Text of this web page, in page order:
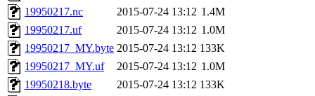
19950217.nc
2015-07-24 13:12 1.4M
19950217.uf
2015-07-24 13:12 1.0M
19950217_MY.byte 2015-07-24 13:12 133K
19950217_MY.uf
2015-07-24 13:12 1.0M
19950218.byte
2015-07-24 13:12 133K